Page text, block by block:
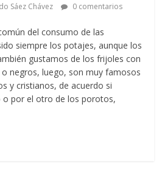
Sáez Chávez 0 comentarios
del consumo de las
siempre los potajes, aunque los
gustamos de los frijoles con
negros, luego, son muy famosos
y cristianos, de acuerdo si
por el otro de los porotos,